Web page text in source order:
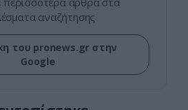
αναζήτησης
του pronews.gr στην
Google